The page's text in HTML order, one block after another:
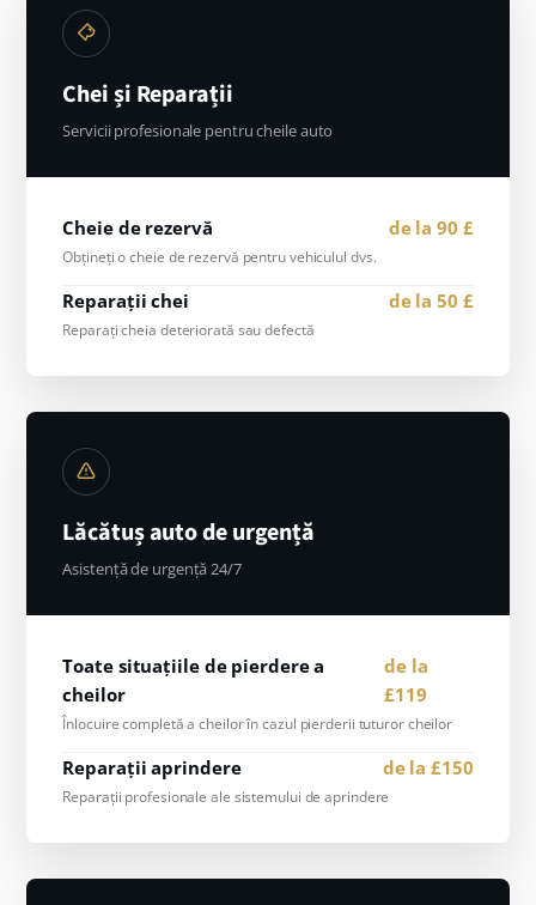
Chei și Reparații
Servicii profesionale pentru cheile auto
Cheie de rezervă de la 90 £
Obțineți o cheie de rezervă pentru vehiculul dvs.
Reparații chei de la 50 £
Reparați cheia deteriorată sau defectă
Lăcătuș auto de urgență
Asistență de urgență 24/7
Toate situațiile de pierdere a
cheilor
de la
£119
Înlocuire completă a cheilor în cazul pierderii tuturor cheilor
Reparații aprindere de la £150
Reparații profesionale ale sistemului de aprindere